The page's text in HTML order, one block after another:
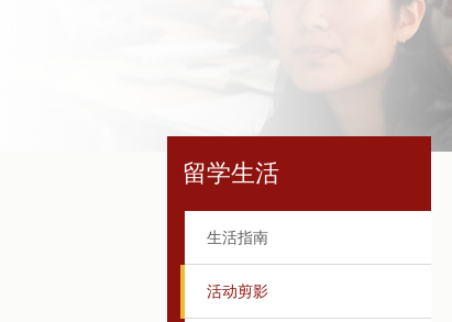
留学生活
生活指南
活动剪影